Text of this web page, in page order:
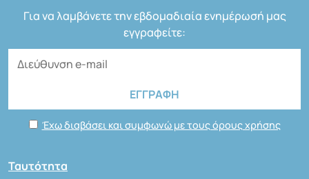
Για να λαμβάνετε την εβδομαδιαία ενημέρωσή μας
εγγραφείτε:
Έχω διαβάσει και συμφωνώ με τους όρους χρήσης
Ταυτότητα